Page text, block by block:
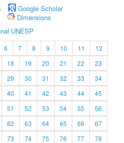
Google Scholar
Dimensions
UNESP
6 7 8 9 10 11
12
18 19 20 21 22
23
29 30 31 32 33
34
40 41 42 43 44
45
51 52 53 54 55
56
62 63 64 65 66
67
73 74 75 76 77
78